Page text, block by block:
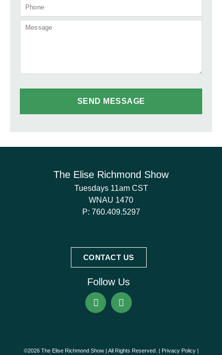
The Elise Richmond Show
Tuesdays 11am CST
WNAU 1470
P: 760.409.5297
CONTACT US
Follow Us
©2026 The Elise Richmond Show | All Rights Reserved. | Privacy Policy|